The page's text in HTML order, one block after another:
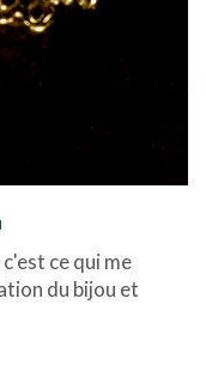
ce qui me
du bijou et